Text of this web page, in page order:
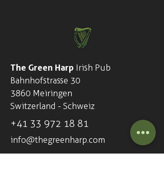
The Green Harp Irish Pub
Bahnhofstrasse 30
3860 Meiringen
Switzerland - Schweiz
+41 33 972 18 81
info@thegreenharp.com